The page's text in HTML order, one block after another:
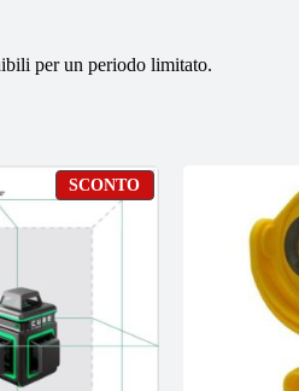
per un periodo limitato.
SCONTOPRODOTTO
IN